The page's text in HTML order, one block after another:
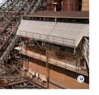
Hütte mit
Hütte | Karl
©